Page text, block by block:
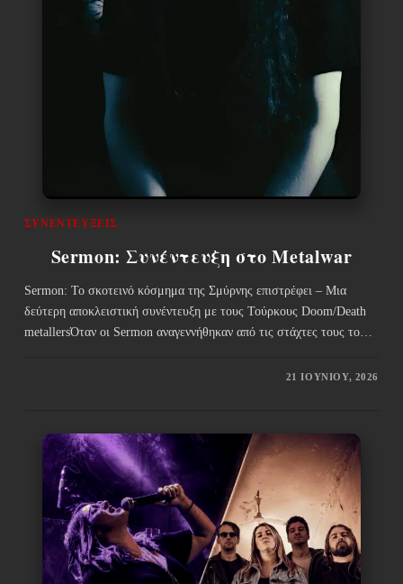
ΣΥΝΕΝΤΕΎΞΕΙΣ
Sermon: Συνέντευξη στο Metalwar
Sermon: Το σκοτεινό κόσμημα της Σμύρνης επιστρέφει – Μια
δεύτερη αποκλειστική συνέντευξη με τους Τούρκους Doom/Death
metallersΌταν οι Sermon αναγεννήθηκαν από τις στάχτες τους το…
21 ΙΟΥΝΊΟΥ, 2026